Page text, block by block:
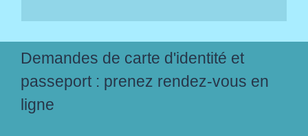
Demandes de carte d'identité et
passeport : prenez rendez-vous en
ligne